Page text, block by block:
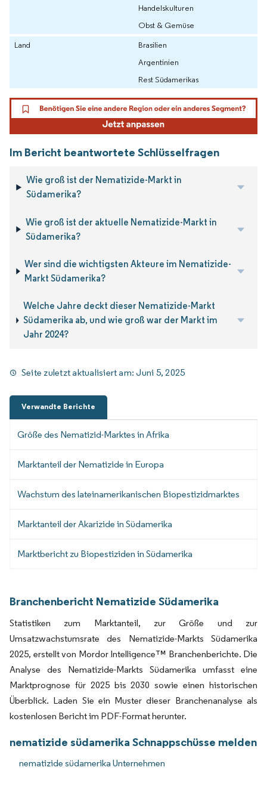
Handelskulturen
Obst & Gemüse
Land
Brasilien
Argentinien
Rest Südamerikas
Im Bericht beantwortete Schlüsselfragen
Wie groß ist der Nematizide-Markt in
Südamerika?
Wie groß ist der aktuelle Nematizide-Markt in
Südamerika?
Wer sind die wichtigsten Akteure im Nematizide-
Markt Südamerika?
Welche Jahre deckt dieser Nematizide-Markt
Südamerika ab, und wie groß war der Markt im
Jahr 2024?
Seite zuletzt aktualisiert am:Juni 5, 2025
Verwandte Berichte
Größe des Nematizid-Marktes in Afrika
Marktanteil der Nematizide in Europa
Wachstum des lateinamerikanischen Biopestizidmarktes
Marktanteil der Akarizide in Südamerika
Marktbericht zu Biopestiziden in Südamerika
Branchenbericht Nematizide Südamerika
Statistiken zum Marktanteil, zur Größe und zur
Umsatzwachstumsrate des Nematizide-Markts Südamerika
2025, erstellt von Mordor Intelligence™ Branchenberichte. Die
Analyse des Nematizide-Markts Südamerika umfasst eine
Marktprognose für 2025 bis 2030 sowie einen historischen
Überblick. Laden Sie ein Muster dieser Branchenanalyse als
kostenlosen Bericht im PDF-Format herunter.
nematizide südamerika Schnappschüsse melden
nematizide südamerika Unternehmen